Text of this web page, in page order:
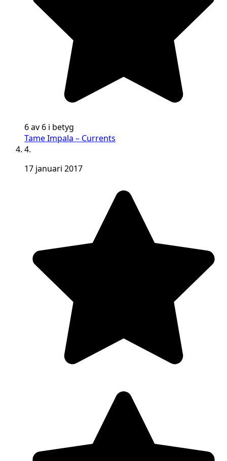
6 av 6 i betyg
Tame Impala – Currents
4.
17 januari 2017